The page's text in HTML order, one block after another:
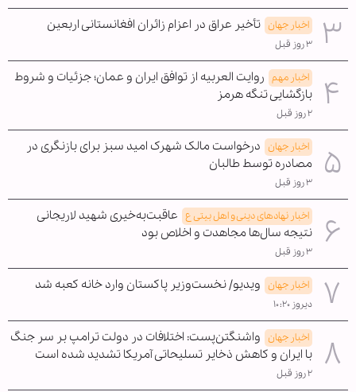
اخبار جهان تأخیر عراق در اعزام زائران افغانستانی اربعین
۳ روز قبل
اخبار مهم روایت العربیه از توافق ایران و عمان؛ جزئیات و شروط
بازگشایی تنگه هرمز
۲ روز قبل
اخبار جهان درخواست مالک شهرک امید سبز برای بازنگری در
مصادره توسط طالبان
۳ روز قبل
اخبار نهادهای دینی و اهل بیتی ع عاقبت‌به‌خیری شهید لاریجانی
نتیجه سال‌ها مجاهدت و اخلاص بود
۳ روز قبل
اخبار جهان ویدیو/ نخست‌وزیر پاکستان وارد خانه کعبه شد
دیروز ۱۰:۲۰
اخبار جهان واشنگتن‌پست: اختلافات در دولت ترامپ بر سر جنگ
با ایران و کاهش ذخایر تسلیحاتی آمریکا تشدید شده است
۲ روز قبل